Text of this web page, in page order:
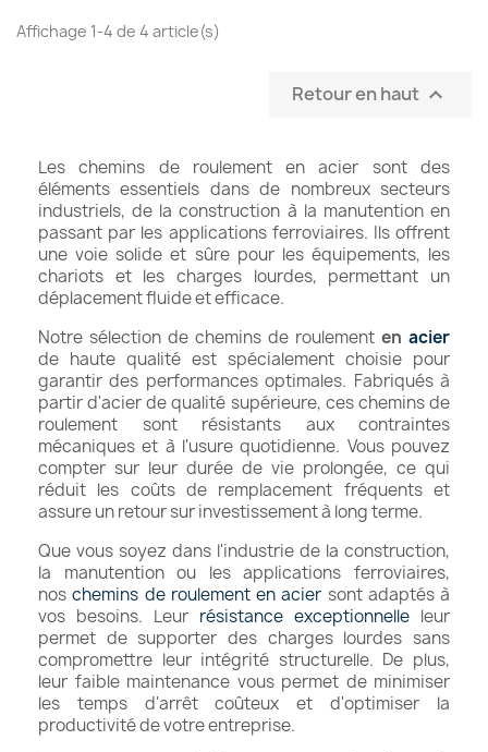
Affichage 1-4 de 4 article(s)
Retour en haut 
Les chemins de roulement en acier sont des
éléments essentiels dans de nombreux secteurs
industriels, de la construction à la manutention en
passant par les applications ferroviaires. Ils offrent
une voie solide et sûre pour les équipements, les
chariots et les charges lourdes, permettant un
déplacement fluide et efficace.
Notre sélection de chemins de roulement en acier
de haute qualité est spécialement choisie pour
garantir des performances optimales. Fabriqués à
partir d'acier de qualité supérieure, ces chemins de
roulement sont résistants aux contraintes
mécaniques et à l'usure quotidienne. Vous pouvez
compter sur leur durée de vie prolongée, ce qui
réduit les coûts de remplacement fréquents et
assure un retour sur investissement à long terme.
Que vous soyez dans l'industrie de la construction,
la manutention ou les applications ferroviaires,
noschemins de roulement en acier sont adaptés à
vos besoins. Leur résistance exceptionnelle leur
permet de supporter des charges lourdes sans
compromettre leur intégrité structurelle. De plus,
leur faible maintenance vous permet de minimiser
les temps d'arrêt coûteux et d'optimiser la
productivité de votre entreprise.